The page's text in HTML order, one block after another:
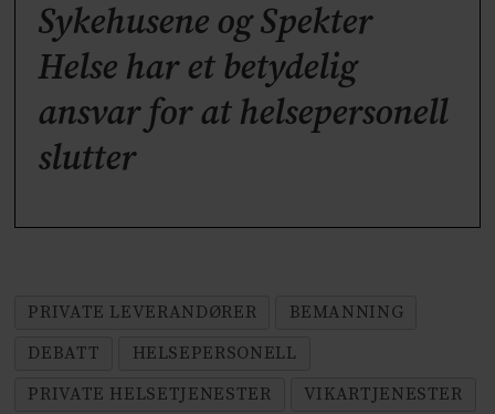
Sykehusene og Spekter
Helse har et betydelig
ansvar for at helsepersonell
slutter
PRIVATE LEVERANDØRER
BEMANNING
DEBATT
HELSEPERSONELL
PRIVATE HELSETJENESTER
VIKARTJENESTER